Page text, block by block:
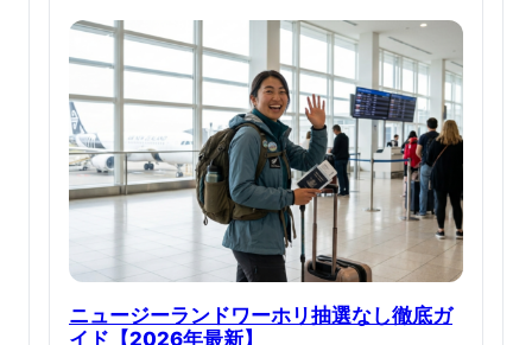
ニュージーランドワーホリ抽選なし徹底ガ
イド【2026年最新】